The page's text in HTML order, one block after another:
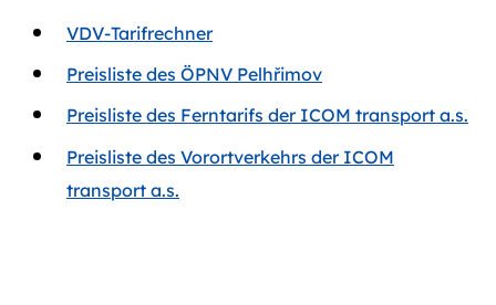
VDV-Tarifrechner
Preisliste des ÖPNV Pelhřimov
Preisliste des Ferntarifs der ICOM transport a.s.
Preisliste des Vorortverkehrs der ICOM
transport a.s.